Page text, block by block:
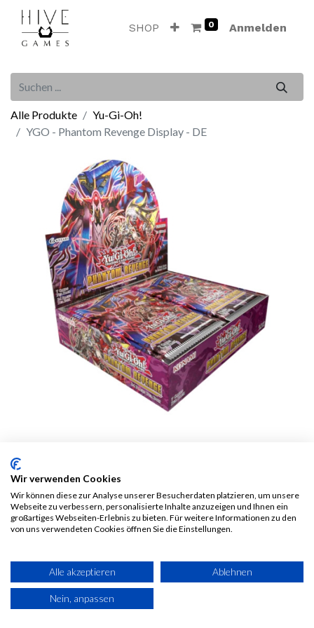
SHOP 0 Anmelden
Alle Produkte
Yu-Gi-Oh!
YGO - Phantom Revenge Display - DE
YGO - Phantom
Revenge Display - DE
50,00€ Alle Preise inkl. MwSt.
Wir verwenden Cookies
Wir können diese zur Analyse unserer Besucherdaten platzieren, um unsere
Webseite zu verbessern, personalisierte Inhalte anzuzeigen und Ihnen ein
großartiges Webseiten-Erlebnis zu bieten. Für weitere Informationen zu den
von uns verwendeten Cookies öffnen Sie die Einstellungen.
Alle akzeptieren Ablehnen
Nein, anpassen